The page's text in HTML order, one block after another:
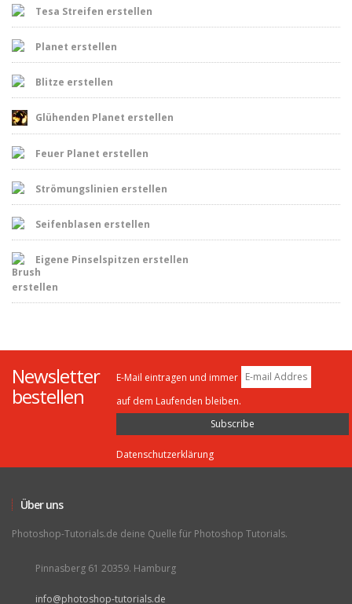
Tesa Streifen erstellen
Planet erstellen
Blitze erstellen
Glühenden Planet erstellen
Feuer Planet erstellen
Strömungslinien erstellen
Seifenblasen erstellen
Eigene Pinselspitzen erstellen
Newsletter
bestellen
E-Mail eintragen und immer
auf dem Laufenden bleiben.
Datenschutzerklärung
Über uns
Photoshop-Tutorials.de deine Quelle für Photoshop Tutorials.
Pinnasberg 61 20359. Hamburg
info@photoshop-tutorials.de